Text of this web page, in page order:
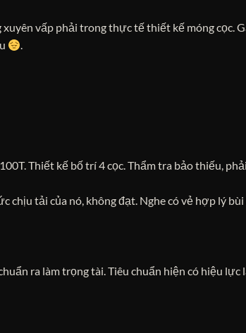
vấp phải trong thực tế thiết kế móng cọc.
.
Thiết kế bố trí 4 cọc. Thẩm tra bảo thiếu,
chịu tải của nó, không đạt. Nghe có vẻ hợp lý bùi
ra làm trọng tài. Tiêu chuẩn hiện có hiệu lực